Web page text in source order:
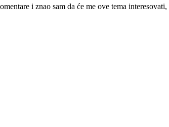
i znao sam da će me ove tema